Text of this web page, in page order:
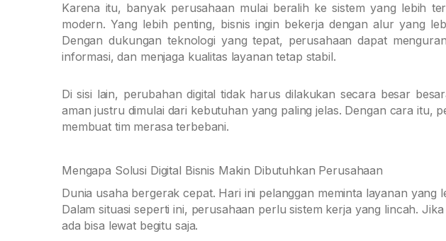
Karena itu, banyak perusahaan mulai beralih ke sistem yang lebih
modern. Yang lebih penting, bisnis ingin bekerja dengan alur yang
Dengan dukungan teknologi yang tepat, perusahaan dapat
informasi, dan menjaga kualitas layanan tetap stabil.
Di sisi lain, perubahan digital tidak harus dilakukan secara besar
aman justru dimulai dari kebutuhan yang paling jelas. Dengan cara itu,
membuat tim merasa terbebani.
Mengapa Solusi Digital Bisnis Makin Dibutuhkan Perusahaan
Dunia usaha bergerak cepat. Hari ini pelanggan meminta layanan yang
Dalam situasi seperti ini, perusahaan perlu sistem kerja yang lincah.
ada bisa lewat begitu saja.